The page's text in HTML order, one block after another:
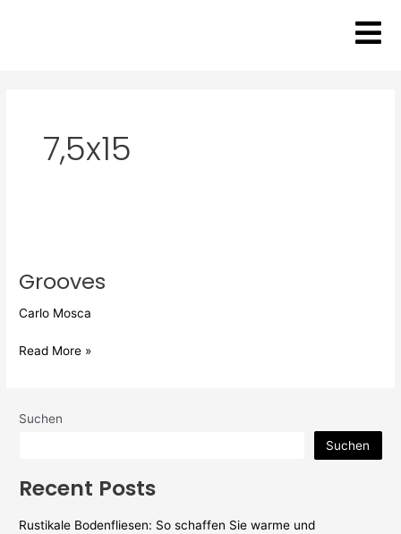
7,5x15
Grooves
Carlo Mosca
Read More »
Suchen
Suchen
Recent Posts
Rustikale Bodenfliesen: So schaffen Sie warme und